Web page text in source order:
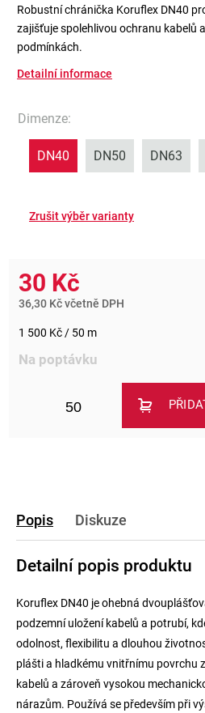
Robustní chránička Koruflex DN40
zajišťuje spolehlivou ochranu kabelů
podmínkách.
Detailní informace
Dimenze:
DN40 DN50 DN63
30 Kč
36,30 Kč včetně DPH
1 500 Kč / 50 m
Na poptávku
Popis Diskuze
Detailní popis produktu
Koruflex DN40 je ohebná
podzemní uložení kabelů a potrubí,
odolnost, flexibilitu a dlouhou
plášti a hladkému vnitřnímu povrchu
kabelů a zároveň vysokou
nárazům. Používá se především při